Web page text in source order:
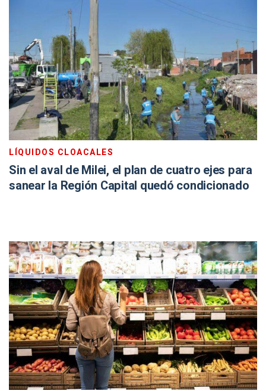
LÍQUIDOS CLOACALES
Sin el aval de Milei, el plan de cuatro ejes para
sanear la Región Capital quedó condicionado